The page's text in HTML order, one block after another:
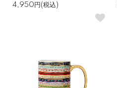
4,950円(税込)